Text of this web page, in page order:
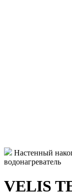
Настенный
водонагреватель
VELIS